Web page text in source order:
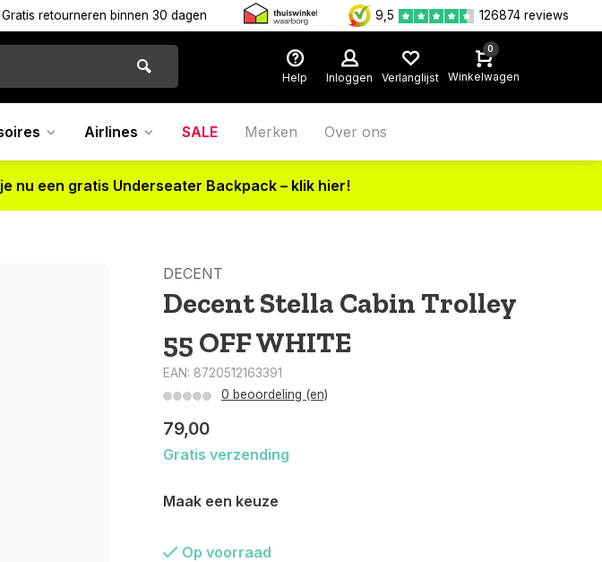
Gratis retourneren binnen 30 dagen 9,5 126874 reviews
Help Inloggen Verlanglijst
0
Winkelwagen
Airlines SALE Merken Over ons
nu een gratis Underseater Backpack – klik hier!
DECENT
Decent Stella Cabin Trolley
55 OFF WHITE
EAN: 8720512163391
0 beoordeling (en)
79,00
Gratis verzending
Maak een keuze
Op voorraad